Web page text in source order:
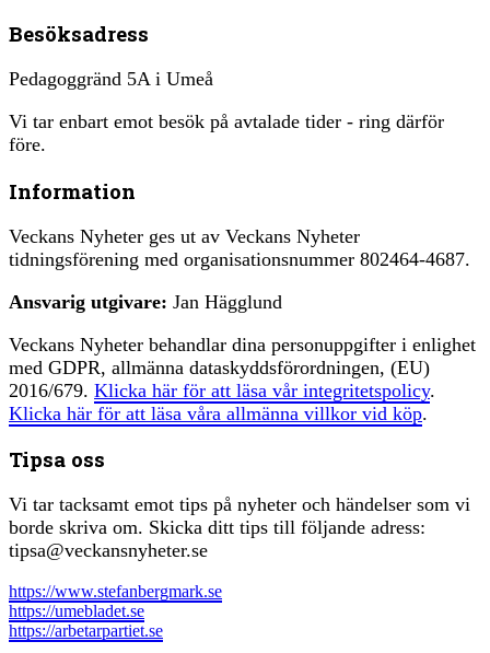
Besöksadress
Pedagoggränd 5A i Umeå
Vi tar enbart emot besök på avtalade tider - ring därför
före.
Information
Veckans Nyheter ges ut av Veckans Nyheter
tidningsförening med organisationsnummer 802464-4687.
Ansvarig utgivare: Jan Hägglund
Veckans Nyheter behandlar dina personuppgifter i enlighet
med GDPR, allmänna dataskyddsförordningen, (EU)
2016/679. Klicka här för att läsa vår integritetspolicy.
Klicka här för att läsa våra allmänna villkor vid köp.
Tipsa oss
Vi tar tacksamt emot tips på nyheter och händelser som vi
borde skriva om. Skicka ditt tips till följande adress:
tipsa@veckansnyheter.se
https://www.stefanbergmark.se
https://umebladet.se
https://arbetarpartiet.se